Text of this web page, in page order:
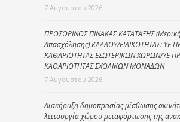
7 Αυγούστου 2026
ΠΡΟΣΩΡΙΝΟΣ ΠΙΝΑΚΑΣ ΚΑΤΑΤΑΞΗΣ
Απασχόλησης) ΚΛΑΔΟΥ/ΕΙΔΙΚΟΤΗΤΑΣ: ΥΕ
ΚΑΘΑΡΙΟΤΗΤΑΣ ΕΣΩΤΕΡΙΚΩΝ ΧΩΡΩΝ/ΥΕ
ΚΑΘΑΡΙΟΤΗΤΑΣ ΣΧΟΛΙΚΩΝ ΜΟΝΑΔΩΝ
7 Αυγούστου 2026
Διακήρυξη δημοπρασίας μίσθωσης
λειτουργία χώρου μεταφόρτωσης της